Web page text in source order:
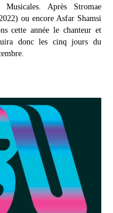
Musicales. Après Stromae
ou encore Asfar Shamsi
cette année le chanteur et
donc les cinq jours du